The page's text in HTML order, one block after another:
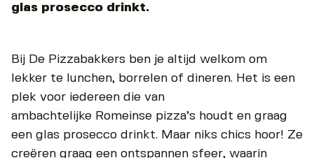
glas prosecco drinkt.
Bij De Pizzabakkers ben je altijd welkom om
lekker te lunchen, borrelen of dineren. Het is een
plek voor iedereen die van
ambachtelijke Romeinse pizza’s houdt en graag
een glas prosecco drinkt. Maar niks chics hoor! Ze
creëren graag een ontspannen sfeer, waarin